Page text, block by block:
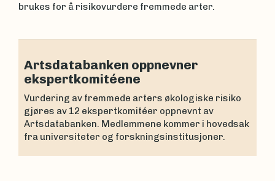
brukes for å risikovurdere fremmede arter.
Artsdatabanken oppnevner
ekspertkomitéene
Vurdering av fremmede arters økologiske risiko
gjøres av 12 ekspertkomitéer oppnevnt av
Artsdatabanken. Medlemmene kommer i hovedsak
fra universiteter og forskningsinstitusjoner.